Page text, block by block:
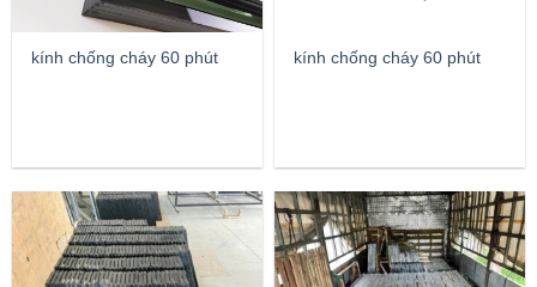
kính chống cháy 60 phút kính chống cháy 60 phút